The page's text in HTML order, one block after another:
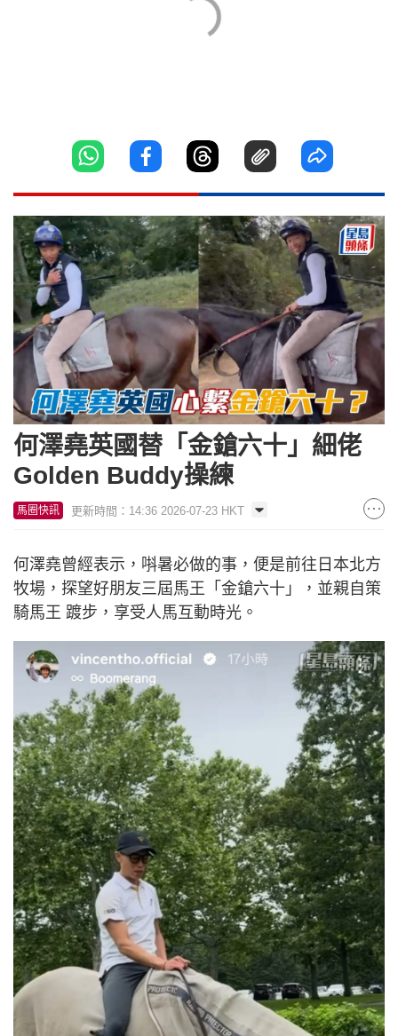
何澤堯英國替「金鎗六十」細佬
Golden Buddy操練
馬圈快訊 更新時間：14:36 2026-07-23 HKT
何澤堯曾經表示，唞暑必做的事，便是前往日本北方
牧場，探望好朋友三屆馬王「金鎗六十」，並親自策
騎馬王 踱步，享受人馬互動時光。